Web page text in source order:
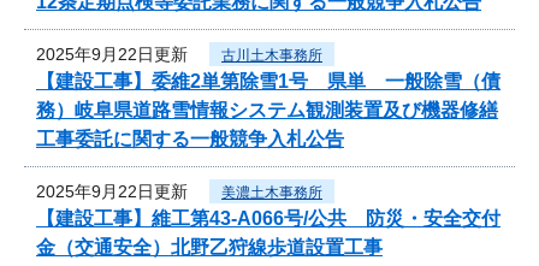
2025年9月22日更新 古川土木事務所
【建設工事】委維2単第除雪1号 県単 一般除雪（債
務）岐阜県道路雪情報システム観測装置及び機器修繕
工事委託に関する一般競争入札公告
2025年9月22日更新 美濃土木事務所
【建設工事】維工第43-A066号/公共 防災・安全交付
金（交通安全）北野乙狩線歩道設置工事